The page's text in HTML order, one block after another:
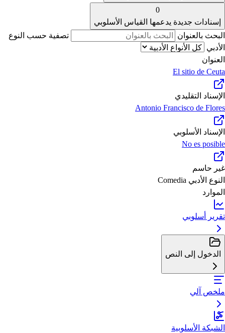
0
إسنادات جديدة يدعمها القياس الأسلوبي
البحث بالعنوان
تصفية حسب النوع
الأدبي
العنوان
El sitio de Ceuta
الإسناد التقليدي
Antonio Francisco de Flores
الإسناد الأسلوبي
No es posible
غير حاسم
النوع الأدبي Comedia
الموارد
تقرير أسلوبي
الدخول إلى النص
ملخص آلي
الشبكة الأسلوبية